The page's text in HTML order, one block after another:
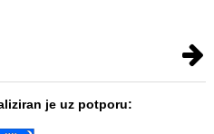
je uz potporu: